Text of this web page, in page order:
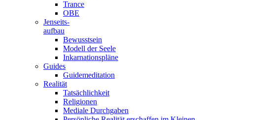
Trance
OBE
Jenseits-
aufbau
Bewusstsein
Modell der Seele
Inkarnationspläne
Guides
Guidemeditation
Realität
Tatsächlichkeit
Religionen
Mediale Durchgaben